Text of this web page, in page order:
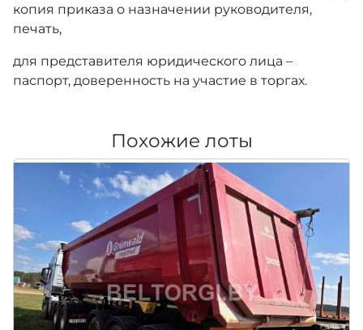
копия приказа о назначении руководителя,
печать,
для представителя юридического лица –
паспорт, доверенность на участие в торгах.
Похожие лоты